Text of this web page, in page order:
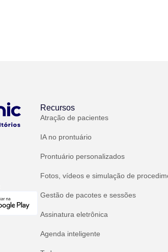
Recursos
Atração de pacientes
IA no prontuário
Prontuário personalizados
Fotos, vídeos e simulação de
Gestão de pacotes e sessões
Assinatura eletrônica
Agenda inteligente